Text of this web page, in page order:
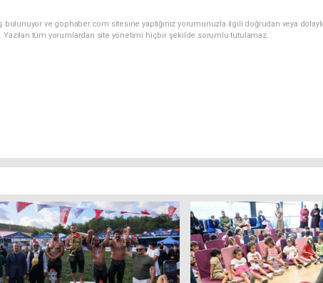
bulunuyor ve gophaber.com sitesine yaptığınız yorumunuzla ilgili doğrudan veya dolaylı
Yazılan tüm yorumlardan site yönetimi hiçbir şekilde sorumlu tutulamaz.